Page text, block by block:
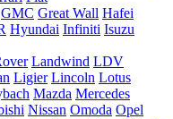
GMC Great Wall Hafei
Hyundai Infiniti Isuzu
Landwind LDV
Ligier Lincoln Lotus
Mazda Mercedes
Nissan Omoda Opel